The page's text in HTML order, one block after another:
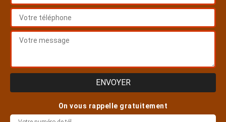
On vous rappelle gratuitement